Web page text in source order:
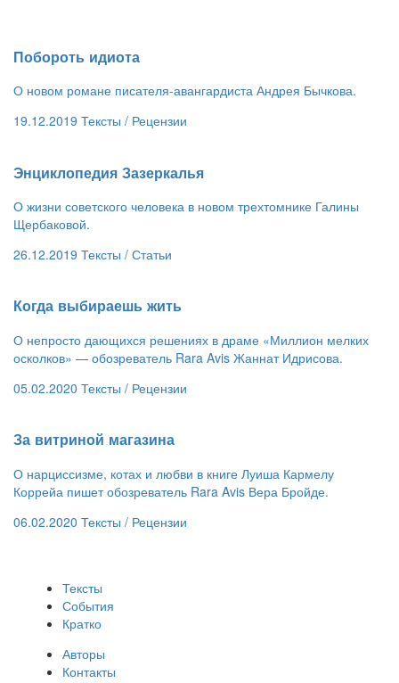
​Побороть идиота
О новом романе писателя-авангардиста Андрея Бычкова.
19.12.2019 Тексты / Рецензии
​Энциклопедия Зазеркалья
О жизни советского человека в новом трехтомнике Галины
Щербаковой.
26.12.2019 Тексты / Статьи
Когда выбираешь жить
О непросто дающихся решениях в драме «Миллион мелких
осколков» — обозреватель Rara Avis Жаннат Идрисова.
05.02.2020 Тексты / Рецензии
​За витриной магазина
О нарциссизме, котах и любви в книге Луиша Кармелу
Коррейа пишет обозреватель Rara Avis Вера Бройде.
06.02.2020 Тексты / Рецензии
Тексты
События
Кратко
Авторы
Контакты